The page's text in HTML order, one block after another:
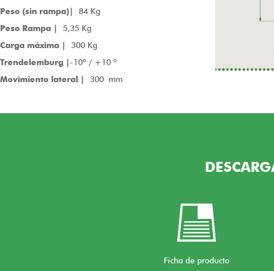
Peso (sin rampa)| 84 Kg
Peso Rampa | 5,35 Kg
Carga máxima | 300 Kg
Trendelemburg | -10º / +10 º
Movimiento lateral | 300 mm
Ficha de producto